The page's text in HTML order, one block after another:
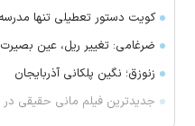
کویت دستور تعطیلی تنها مدرسه
ضرغامی: تغییر ریل، عین
زنوزق؛ نگین پلکانی آذربایجان
جدیدترین فیلم مانی حقیقی در